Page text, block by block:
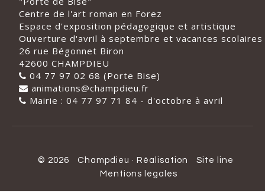
Centre de l'art roman en Forez
Espace d'exposition pédagogique et artistique
Ouverture d'avril à septembre et vacances scolaires
26 rue Bégonnet Biron
42600 CHAMPDIEU
04 77 97 02 68 (Porte Bise)
animations@champdieu.fr
Mairie : 04 77 97 71 84 - d'octobre à avril
© 2026 Champdieu · Réalisation
Site line
Mentions legales